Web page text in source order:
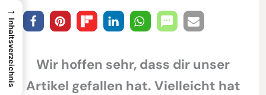
Wir hoffen sehr, dass dir unser
Artikel gefallen hat. Vielleicht hat
→
Inhaltsverzeichnis